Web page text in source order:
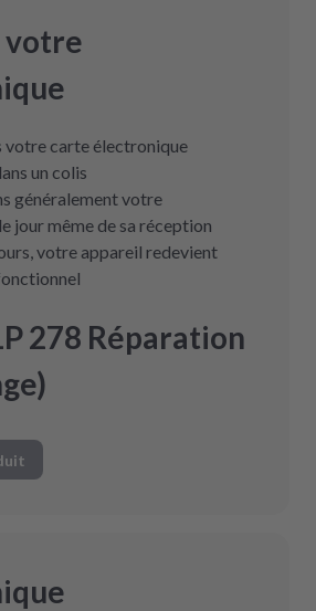
votre
votre carte électronique
un colis
généralement votre
jour même de sa réception
votre appareil redevient
278 Réparation